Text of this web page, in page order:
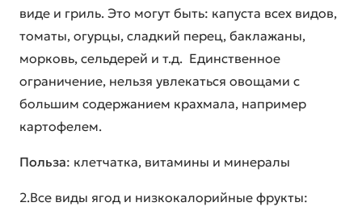
виде и гриль. Это могут быть: капуста всех видов,
томаты, огурцы, сладкий перец, баклажаны,
морковь, сельдерей и т.д. Единственное
ограничение, нельзя увлекаться овощами с
большим содержанием крахмала, например
картофелем.
Польза: клетчатка, витамины и минералы
2.Все виды ягод и низкокалорийные фрукты: